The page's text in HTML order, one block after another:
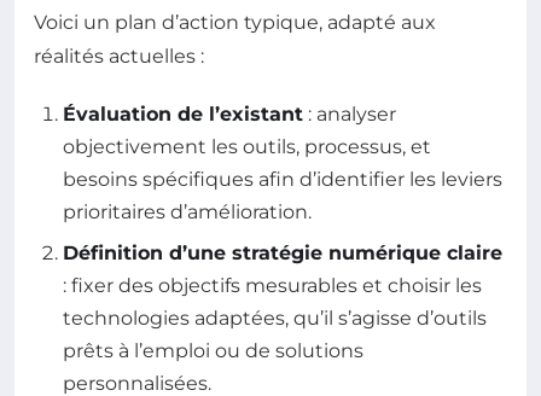
Voici un plan d’action typique, adapté aux
réalités actuelles :
Évaluation de l’existant : analyser
objectivement les outils, processus, et
besoins spécifiques afin d’identifier les leviers
prioritaires d’amélioration.
Définition d’une stratégie numérique claire
: fixer des objectifs mesurables et choisir les
technologies adaptées, qu’il s’agisse d’outils
prêts à l’emploi ou de solutions
personnalisées.